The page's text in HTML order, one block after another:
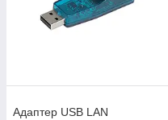
Адаптер USB LAN